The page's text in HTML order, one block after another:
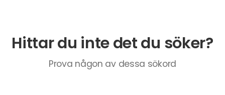
Hittar du inte det du söker?
Prova någon av dessa sökord